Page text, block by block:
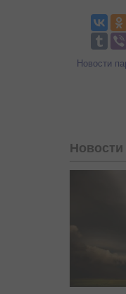
Новости
Новости